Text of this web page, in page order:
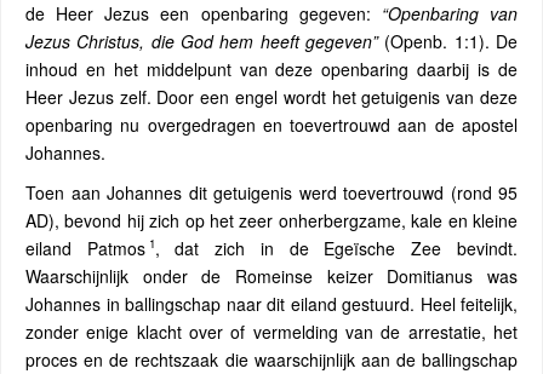
de Heer Jezus een openbaring gegeven: “Openbaring van
Jezus Christus, die God hem heeft gegeven”(Openb. 1:1). De
inhoud en het middelpunt van deze openbaring daarbij is de
Heer Jezus zelf. Door een engel wordt het getuigenis van deze
openbaring nu overgedragen en toevertrouwd aan de apostel
Johannes.
Toen aan Johannes dit getuigenis werd toevertrouwd (rond 95
AD), bevond hij zich op het zeer onherbergzame, kale en kleine
eiland Patmos 1, dat zich in de Egeïsche Zee bevindt.
Waarschijnlijk onder de Romeinse keizer Domitianus was
Johannes in ballingschap naar dit eiland gestuurd. Heel feitelijk,
zonder enige klacht over of vermelding van de arrestatie, het
proces en de rechtszaak die waarschijnlijk aan de ballingschap